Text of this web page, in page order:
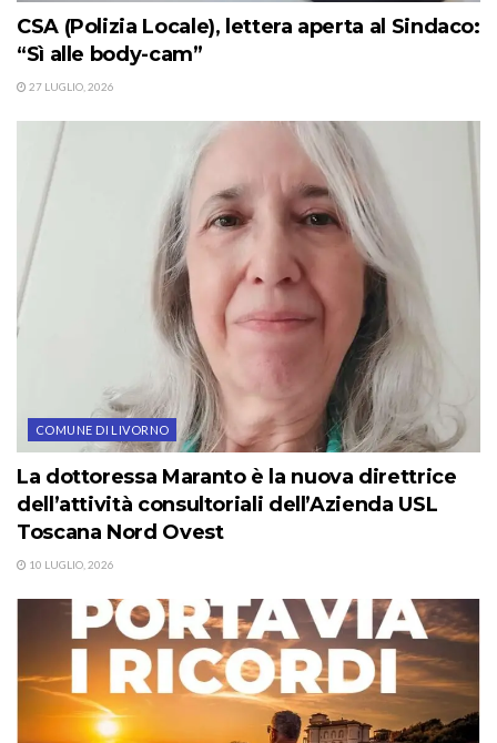
CSA (Polizia Locale), lettera aperta al Sindaco:
“Sì alle body-cam”
27 LUGLIO, 2026
COMUNE DI LIVORNO
La dottoressa Maranto è la nuova direttrice
dell’attività consultoriali dell’Azienda USL
Toscana Nord Ovest
10 LUGLIO, 2026